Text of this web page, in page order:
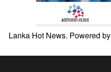
Lanka Hot News. Powered by